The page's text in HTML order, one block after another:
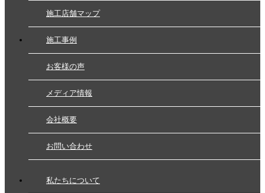
施工店舗マップ
施工事例
お客様の声
メディア情報
会社概要
お問い合わせ
私たちについて